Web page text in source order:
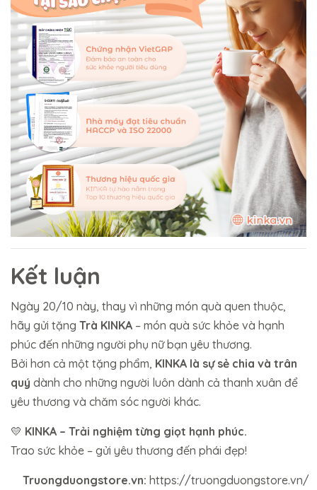
Kết luận
Ngày 20/10 này, thay vì những món quà quen thuộc,
hãy gửi tặng Trà KINKA – món quà sức khỏe và hạnh
phúc đến những người phụ nữ bạn yêu thương.
Bởi hơn cả một tặng phẩm, KINKA là sự sẻ chia và trân
quý dành cho những người luôn dành cả thanh xuân để
yêu thương và chăm sóc người khác.
💛 KINKA – Trải nghiệm từng giọt hạnh phúc.
Trao sức khỏe – gửi yêu thương đến phái đẹp!
Truongduongstore.vn: https://truongduongstore.vn/